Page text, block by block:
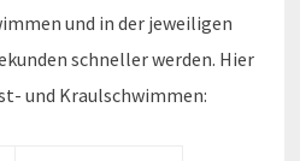
und in der jeweiligen
schneller werden. Hier
und Kraulschwimmen: